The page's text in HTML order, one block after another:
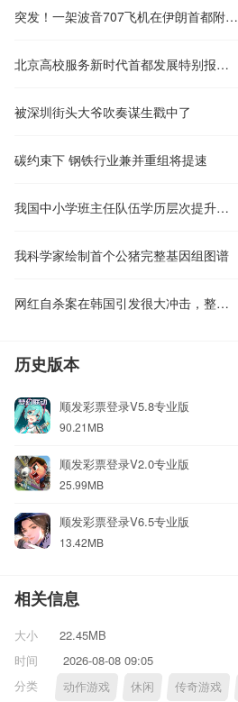
突发！一架波音707飞机在伊朗首都附近坠毁 机上有10人
北京高校服务新时代首都发展特别报道 | 北京工商大学：在京郊沃土播撒科技创新的种子
被深圳街头大爷吹奏谋生戳中了
碳约束下 钢铁行业兼并重组将提速
我国中小学班主任队伍学历层次提升明显
我科学家绘制首个公猪完整基因组图谱
网红自杀案在韩国引发很大冲击，整个过程被完整直播，目前没有官方结论
历史版本
顺发彩票登录V5.8专业版
90.21MB
顺发彩票登录V2.0专业版
25.99MB
顺发彩票登录V6.5专业版
13.42MB
相关信息
大小
22.45MB
时间
2026-08-08 09:05
分类
动作游戏 休闲 传奇游戏